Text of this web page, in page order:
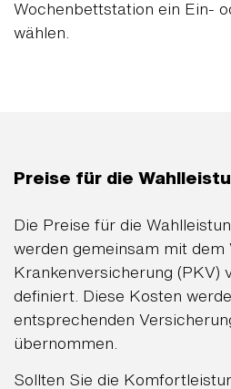
Wochenbettstation ein Ein-
wählen.
Preise für die
Die Preise für die
werden gemeinsam mit dem
Krankenversicherung (PKV)
definiert. Diese Kosten
entsprechenden
übernommen.
Sollten Sie die